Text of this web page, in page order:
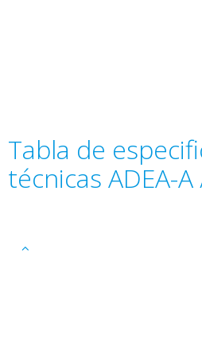
Tabla de
técnicas ADEA-A